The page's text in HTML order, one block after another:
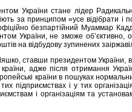
України стане лідер
за принципом «усе відібрати і
безпартійний Муаммар
України, не зможе об’єктивно,
на відбудову зупинених
ставши президентом України,
адже після отримання
країни в пошуках
тих підприємствах і у тих
і організаціям та